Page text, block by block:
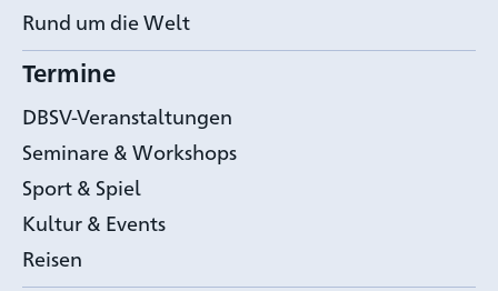
Rund um die Welt
Termine
DBSV-Veranstaltungen
Seminare & Workshops
Sport & Spiel
Kultur & Events
Reisen